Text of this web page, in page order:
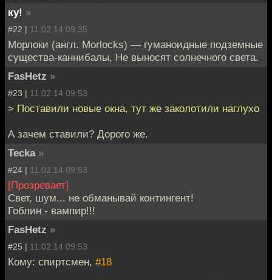
ку! »
#22 | 11.02.14 09:35
Морлоки (англ. Morlocks) — гуманоидные подземные
существа-каннибалы, Не выносят солнечного света.
FasHetz »
#23 | 11.02.14 09:53
> Поставили новые окна, тут же заколотили наглухо
А зачем ставили? Дорого же.
Tecka »
#24 | 11.02.14 09:53
[Прозревает]
Свет, шум... не обманывай контингент!
Гоблин - вампир!!!
FasHetz »
#25 | 11.02.14 09:53
Кому: спиртсмен, #18